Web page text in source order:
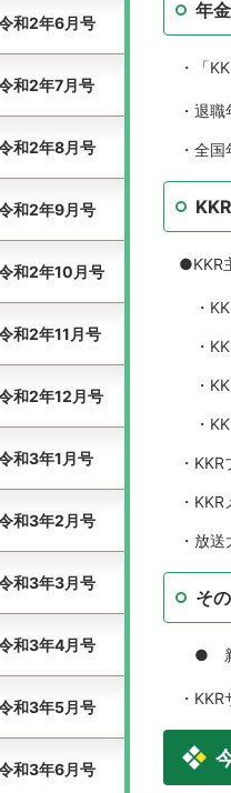
和2年6月号
和2年7月号
和2年8月号
和2年9月号
和2年10月号
和2年11月号
和2年12月号
和3年1月号
和3年2月号
和3年3月号
和3年4月号
和3年5月号
和3年6月号
年
・「
・退職
・全国
●KKR
・KKR
・KKR
・KKR
・KKR
・KKR
・KKR
・放送
そ
● 新型
・KKR